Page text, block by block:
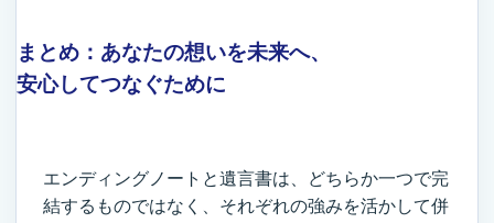
まとめ：あなたの想いを未来へ、
安心してつなぐために
エンディングノートと遺言書は、どちらか一つで完
結するものではなく、それぞれの強みを活かして併